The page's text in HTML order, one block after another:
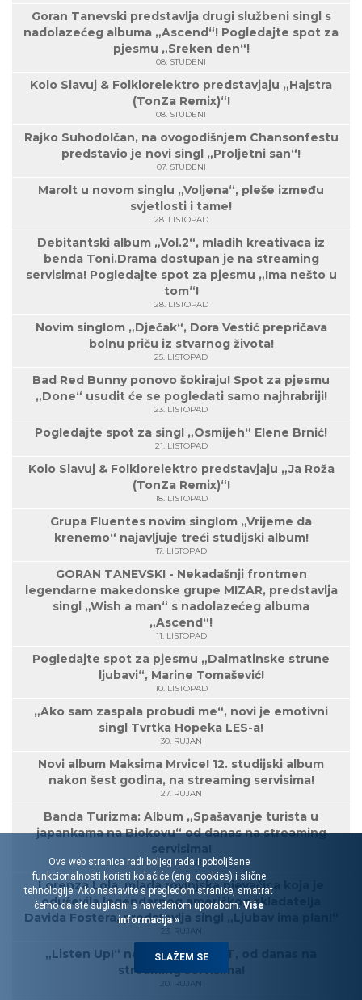
Goran Tanevski predstavlja drugi službeni singl s
nadolazećeg albuma „Ascend“! Pogledajte spot za
pjesmu „Sreken den“!
08. STUDENI
Kolo Slavuj & Folklorelektro predstavjaju „Hajstra
(TonZa Remix)“!
08. STUDENI
Rajko Suhodolčan, na ovogodišnjem Chansonfestu
predstavio je novi singl „Proljetni san“!
07. STUDENI
Marolt u novom singlu „Voljena“, pleše između
svjetlosti i tame!
28. LISTOPAD
Debitantski album „Vol.2“, mladih kreativaca iz
benda Toni.Drama dostupan je na streaming
servisima! Pogledajte spot za pjesmu „Ima nešto u
tom“!
28. LISTOPAD
Novim singlom „Dječak“, Dora Vestić prepričava
bolnu priču iz stvarnog života!
25. LISTOPAD
Bad Red Bunny ponovo šokiraju! Spot za pjesmu
„Done“ usudit će se pogledati samo najhrabriji!
23. LISTOPAD
Pogledajte spot za singl „Osmijeh“ Elene Brnić!
21. LISTOPAD
Kolo Slavuj & Folklorelektro predstavjaju „Ja Roža
(TonZa Remix)“!
18. LISTOPAD
Grupa Fluentes novim singlom „Vrijeme da
krenemo“ najavljuje treći studijski album!
17. LISTOPAD
GORAN TANEVSKI - Nekadašnji frontmen
legendarne makedonske grupe MIZAR, predstavlja
singl „Wish a man“ s nadolazećeg albuma
„Ascend“!
11. LISTOPAD
Pogledajte spot za pjesmu „Dalmatinske strune
ljubavi“, Marine Tomašević!
10. LISTOPAD
„Ako sam zaspala probudi me“, novi je emotivni
singl Tvrtka Hopeka LES-a!
30. RUJAN
Novi album Maksima Mrvice! 12. studijski album
nakon šest godina, na streaming servisima!
27. RUJAN
Banda Turizma: Album „Spašavanje turista u
japankama na Biokovu“ od danas na streaming
servisima!
27. RUJAN
Lorenza Lola, mlada rovinjska pjevačica koja je
oduševila legendarnog američkog skladatelja
Davida Fostera, predstavlja singl „Ljubav ima plan!“
23. RUJAN
„Listen Up!“ novi EP grupe EoT, od danas na
streaming servisima!
20. RUJAN
Ova web stranica radi boljeg rada i poboljšane
funkcionalnosti koristi kolačiće (eng. cookies) i slične
tehnologije. Ako nastavite s pregledom stranice, smatrat
ćemo da ste suglasni s navedenom uporabom.Više
informacija »
SLAŽEM SE